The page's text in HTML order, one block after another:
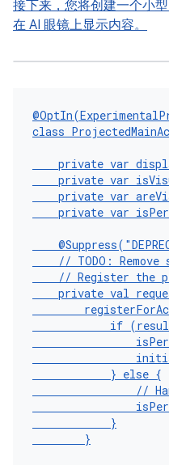
接下来，您将创建一个小
在 AI 眼镜上显示内容。
@OptIn(
class
private var
private var
private var
private var
@Suppress(
// TODO:
// Register the
private val
if (
} else {
//
}
}